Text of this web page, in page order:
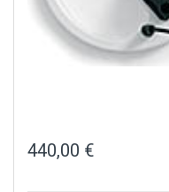
440,00 €